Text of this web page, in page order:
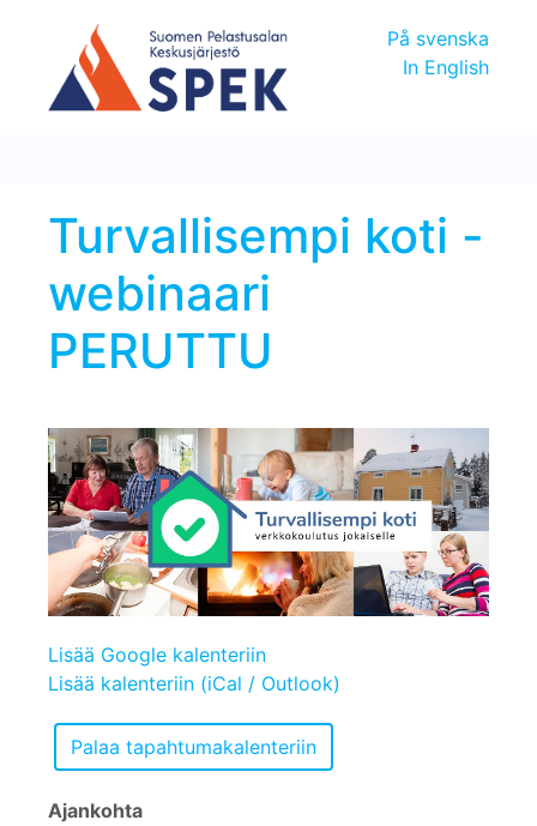
På svenska
In English
Turvallisempi koti -
webinaari
PERUTTU
Lisää Google kalenteriin
Lisää kalenteriin (iCal / Outlook)
Ajankohta